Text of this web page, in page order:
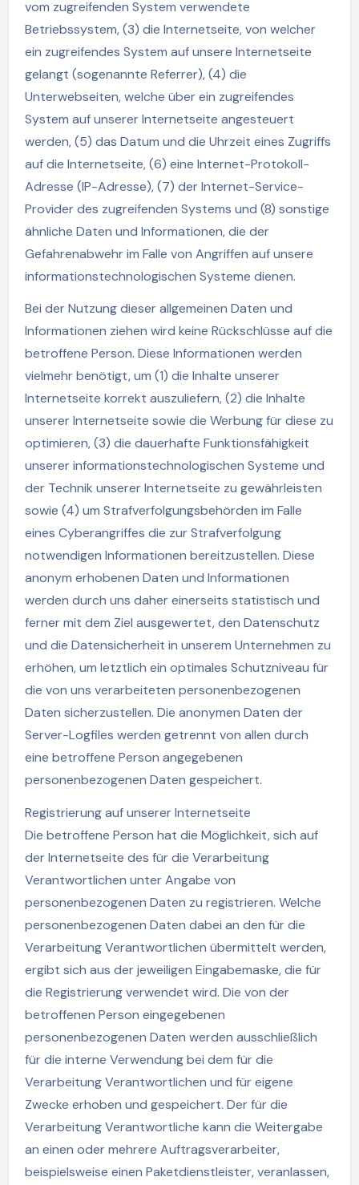
vom zugreifenden System verwendete
Betriebssystem, (3) die Internetseite, von welcher
ein zugreifendes System auf unsere Internetseite
gelangt (sogenannte Referrer), (4) die
Unterwebseiten, welche über ein zugreifendes
System auf unserer Internetseite angesteuert
werden, (5) das Datum und die Uhrzeit eines Zugriffs
auf die Internetseite, (6) eine Internet-Protokoll-
Adresse (IP-Adresse), (7) der Internet-Service-
Provider des zugreifenden Systems und (8) sonstige
ähnliche Daten und Informationen, die der
Gefahrenabwehr im Falle von Angriffen auf unsere
informationstechnologischen Systeme dienen.
Bei der Nutzung dieser allgemeinen Daten und
Informationen ziehen wird keine Rückschlüsse auf die
betroffene Person. Diese Informationen werden
vielmehr benötigt, um (1) die Inhalte unserer
Internetseite korrekt auszuliefern, (2) die Inhalte
unserer Internetseite sowie die Werbung für diese zu
optimieren, (3) die dauerhafte Funktionsfähigkeit
unserer informationstechnologischen Systeme und
der Technik unserer Internetseite zu gewährleisten
sowie (4) um Strafverfolgungsbehörden im Falle
eines Cyberangriffes die zur Strafverfolgung
notwendigen Informationen bereitzustellen. Diese
anonym erhobenen Daten und Informationen
werden durch uns daher einerseits statistisch und
ferner mit dem Ziel ausgewertet, den Datenschutz
und die Datensicherheit in unserem Unternehmen zu
erhöhen, um letztlich ein optimales Schutzniveau für
die von uns verarbeiteten personenbezogenen
Daten sicherzustellen. Die anonymen Daten der
Server-Logfiles werden getrennt von allen durch
eine betroffene Person angegebenen
personenbezogenen Daten gespeichert.
Registrierung auf unserer Internetseite
Die betroffene Person hat die Möglichkeit, sich auf
der Internetseite des für die Verarbeitung
Verantwortlichen unter Angabe von
personenbezogenen Daten zu registrieren. Welche
personenbezogenen Daten dabei an den für die
Verarbeitung Verantwortlichen übermittelt werden,
ergibt sich aus der jeweiligen Eingabemaske, die für
die Registrierung verwendet wird. Die von der
betroffenen Person eingegebenen
personenbezogenen Daten werden ausschließlich
für die interne Verwendung bei dem für die
Verarbeitung Verantwortlichen und für eigene
Zwecke erhoben und gespeichert. Der für die
Verarbeitung Verantwortliche kann die Weitergabe
an einen oder mehrere Auftragsverarbeiter,
beispielsweise einen Paketdienstleister, veranlassen,